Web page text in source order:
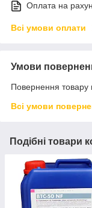
Оплата на
Всі умови оплати
Умови
Повернення товару
Всі умови
Подібні товари